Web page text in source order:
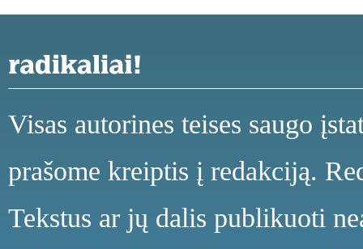
Visas autorines teises saugo
prašome kreiptis į redakciją.
Tekstus ar jų dalis publikuoti